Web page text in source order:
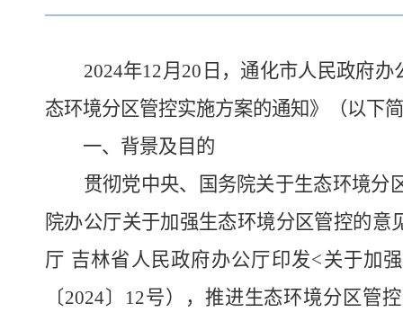
2024年12月20日，通化市人民政府办
态环境分区管控实施方案的通知》（以下
一、背景及目的
贯彻党中央、国务院关于生态环境分
院办公厅关于加强生态环境分区管控的
厅 吉林省人民政府办公厅印发<关于加
〔2024〕12号），推进生态环境分区管